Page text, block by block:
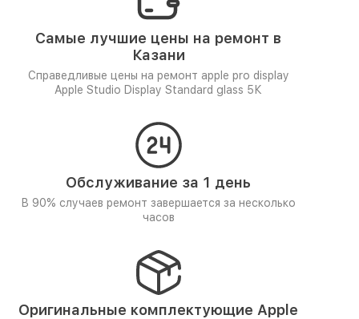
Самые лучшие цены на ремонт в
Казани
Справедливые цены на ремонт apple pro display
Apple Studio Display Standard glass 5К
Обслуживание за 1 день
В 90% случаев ремонт завершается за несколько
часов
Оригинальные комплектующие Apple